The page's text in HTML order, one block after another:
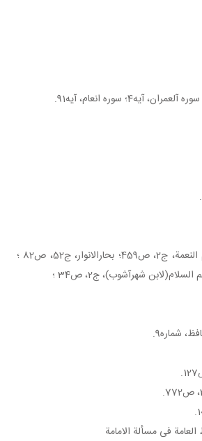
. کمال الدين و تمام النعمة، ج2، ص459؛ بحارالانوار، ج52، ص82 ؛
شهرآشوب)، ج2، ص34 ؛
شماره9.
فی مسألة الامامة